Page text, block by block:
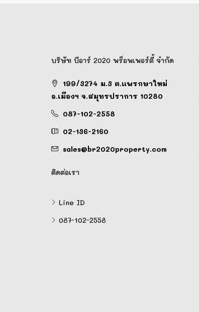
บริษัท บีอาร์ 2020 พร็อพเพอร์ตี้ จำกัด
199/3274 ม.3 ต.แพรกษาใหม่
อ.เมืองฯ จ.สมุทรปราการ 10280
087-102-2558
02-136-2160
sales@br2020property.com
ติดต่อเรา
Line ID
087-102-2558